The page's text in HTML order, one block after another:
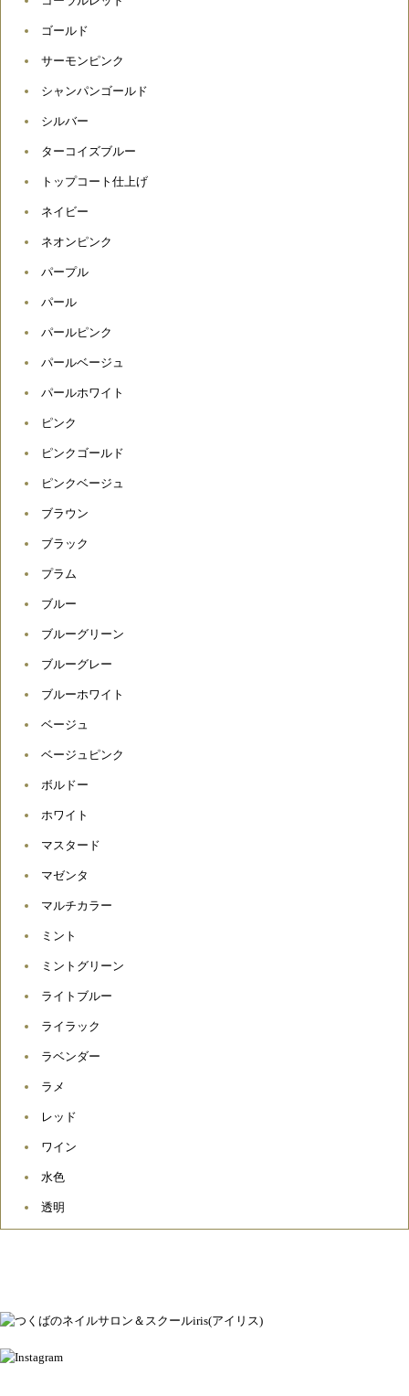
ゴールド
サーモンピンク
シャンパンゴールド
シルバー
ターコイズブルー
トップコート仕上げ
ネイビー
ネオンピンク
パープル
パール
パールピンク
パールベージュ
パールホワイト
ピンク
ピンクゴールド
ピンクベージュ
ブラウン
ブラック
プラム
ブルー
ブルーグリーン
ブルーグレー
ブルーホワイト
ベージュ
ベージュピンク
ボルドー
ホワイト
マスタード
マゼンタ
マルチカラー
ミント
ミントグリーン
ライトブルー
ライラック
ラベンダー
ラメ
レッド
ワイン
水色
透明